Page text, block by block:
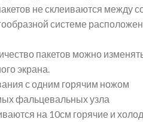
не склеиваются между
системе
пакетов можно
экрана.
с одним горячим ножом
фальцевальных узла
на 10см горячие и